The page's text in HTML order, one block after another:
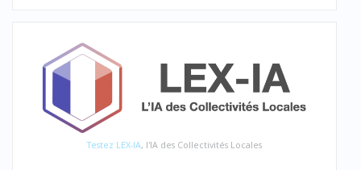
Testez LEX-IA, l'IA des Collectivités Locales